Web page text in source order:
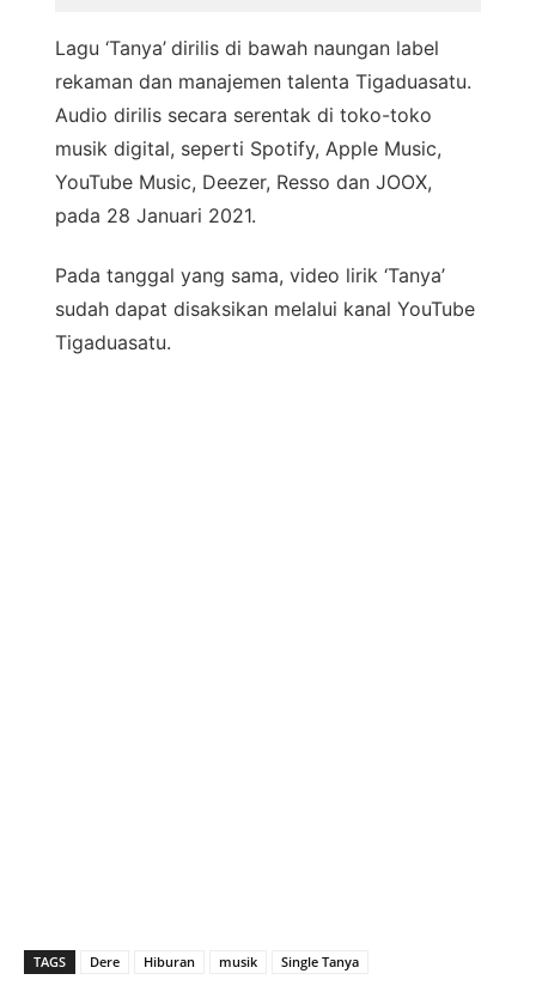
Lagu ‘Tanya’ dirilis di bawah naungan label
rekaman dan manajemen talenta Tigaduasatu.
Audio dirilis secara serentak di toko-toko
musik digital, seperti Spotify, Apple Music,
YouTube Music, Deezer, Resso dan JOOX,
pada 28 Januari 2021.
Pada tanggal yang sama, video lirik ‘Tanya’
sudah dapat disaksikan melalui kanal YouTube
Tigaduasatu.
TAGS Dere Hiburan musik Single Tanya